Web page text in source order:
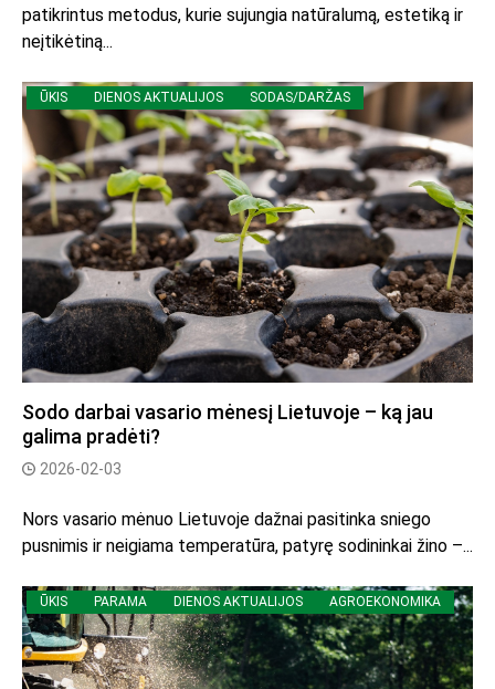
patikrintus metodus, kurie sujungia natūralumą, estetiką ir
neįtikėtiną...
ŪKIS DIENOS AKTUALIJOS SODAS/DARŽAS
Sodo darbai vasario mėnesį Lietuvoje – ką jau
galima pradėti?
2026-02-03
Nors vasario mėnuo Lietuvoje dažnai pasitinka sniego
pusnimis ir neigiama temperatūra, patyrę sodininkai žino –...
ŪKIS PARAMA DIENOS AKTUALIJOS AGROEKONOMIKA